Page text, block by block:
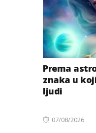
Prema
znaka u
ljudi
Posted
07/08/2026